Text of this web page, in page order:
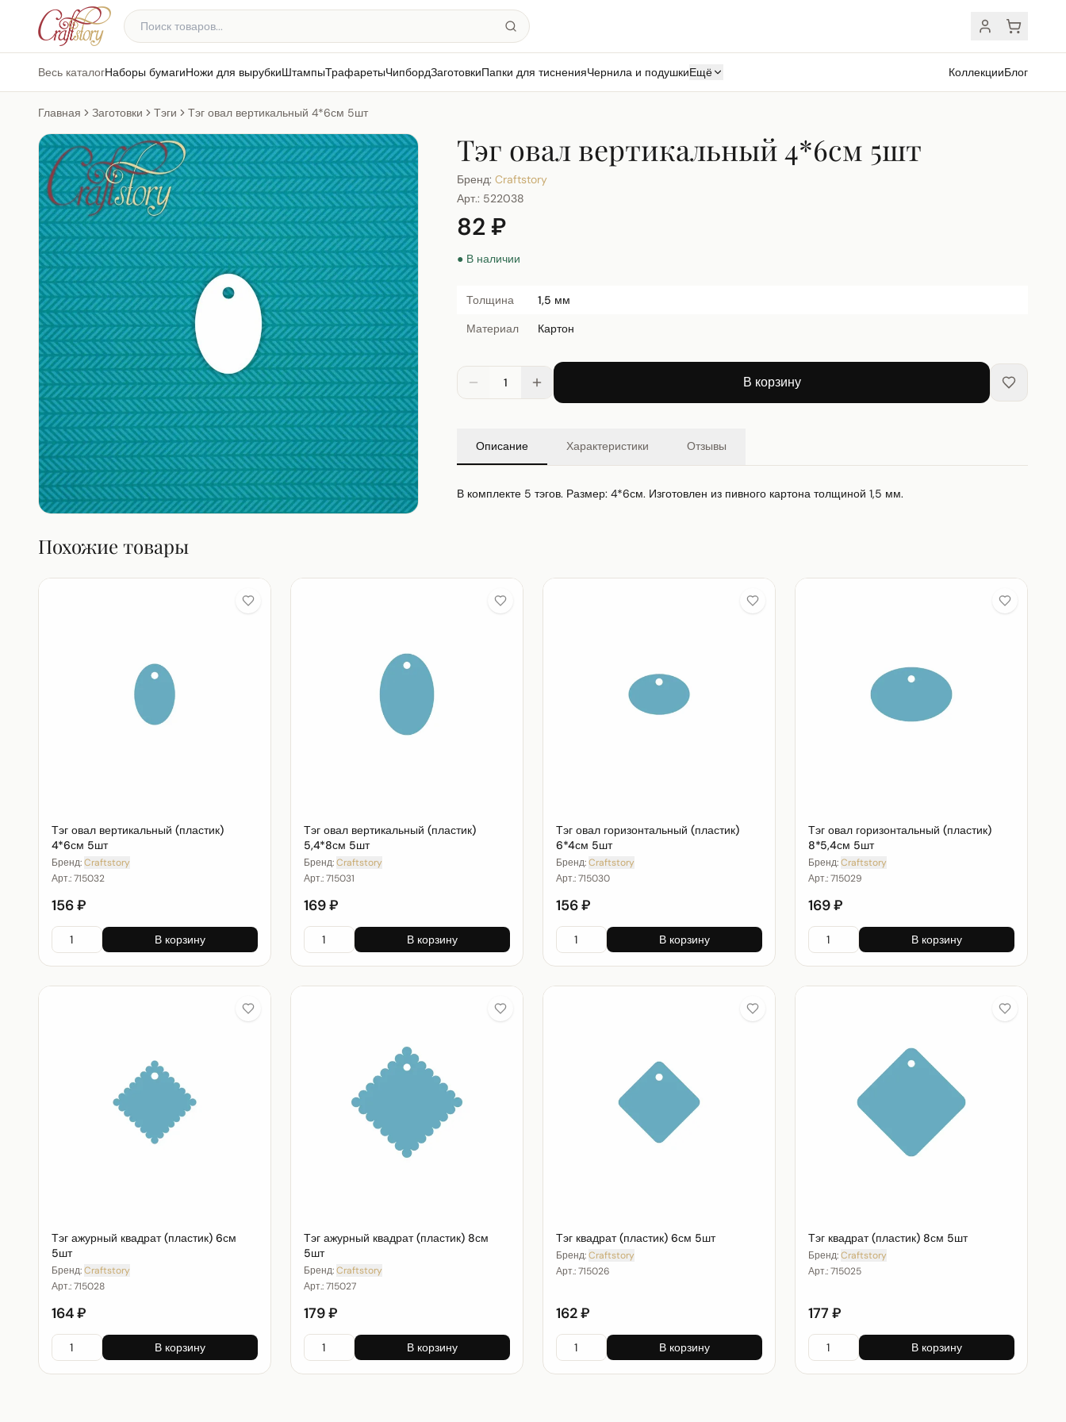
Весь каталогНаборы бумагиНожи для вырубкиШтампыТрафаретыЧипбордЗаготовкиПапки для тисненияЧернила и подушкиЕщё КоллекцииБлог
Главная Заготовки Тэги Тэг овал вертикальный 4*6см 5шт
Тэг овал вертикальный 4*6см 5шт
Бренд: Craftstory
Арт.: 522038
82 ₽
● В наличии
Толщина
1,5 мм
Материал
Картон
1 В корзину
Описание Характеристики Отзывы
В комплекте 5 тэгов. Размер: 4*6см. Изготовлен из пивного картона толщиной 1,5 мм.
Похожие товары
Тэг овал вертикальный (пластик)
4*6см 5шт
Бренд:Craftstory
Арт.:715032
156 ₽
В корзину
Тэг овал вертикальный (пластик)
5,4*8см 5шт
Бренд:Craftstory
Арт.:715031
169 ₽
В корзину
Тэг овал горизонтальный (пластик)
6*4см 5шт
Бренд:Craftstory
Арт.:715030
156 ₽
В корзину
Тэг овал горизонтальный (пластик)
8*5,4см 5шт
Бренд:Craftstory
Арт.:715029
169 ₽
В корзину
Тэг ажурный квадрат (пластик) 6см
5шт
Бренд:Craftstory
Арт.:715028
164 ₽
В корзину
Тэг ажурный квадрат (пластик) 8см
5шт
Бренд:Craftstory
Арт.:715027
179 ₽
В корзину
Тэг квадрат (пластик) 6см 5шт
Бренд:Craftstory
Арт.:715026
162 ₽
В корзину
Тэг квадрат (пластик) 8см 5шт
Бренд:Craftstory
Арт.:715025
177 ₽
В корзину